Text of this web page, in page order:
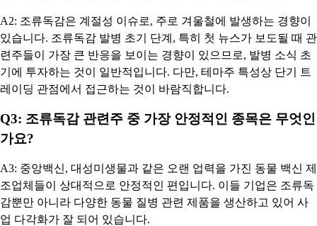
A2: 조류독감은 계절성 이슈로, 주로 겨울철에 발생하는 경향이
있습니다. 조류독감 발병 초기 단계, 특히 첫 뉴스가 보도될 때 관
련주들이 가장 큰 반응을 보이는 경향이 있으므로, 발병 소식 초
기에 투자하는 것이 일반적입니다. 다만, 테마주 특성상 단기 트
레이딩 관점에서 접근하는 것이 바람직합니다.
Q3: 조류독감 관련주 중 가장 안정적인 종목은 무엇인
가요?
A3: 중앙백신, 대성미생물과 같은 오랜 업력을 가진 동물 백신 제
조업체들이 상대적으로 안정적인 편입니다. 이들 기업은 조류독
감뿐만 아니라 다양한 동물 질병 관련 제품을 생산하고 있어 사
업 다각화가 잘 되어 있습니다.